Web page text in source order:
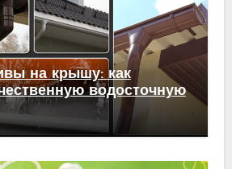
на крышу: как
водосточную